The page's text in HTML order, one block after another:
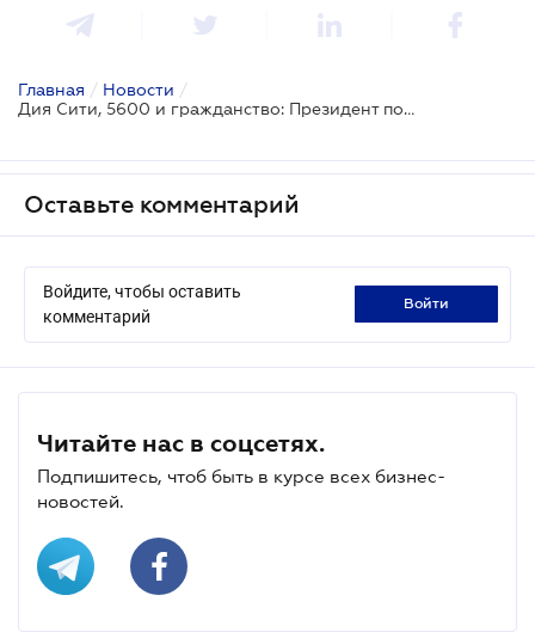
Главная / Новости /
Дия Сити, 5600 и гражданство: Президент подписал ряд важных законов
Оставьте комментарий
Войдите, чтобы оставить
комментарий
войти
Читайте нас в соцсетях.
Подпишитесь, чтоб быть в курсе всех бизнес-
новостей.